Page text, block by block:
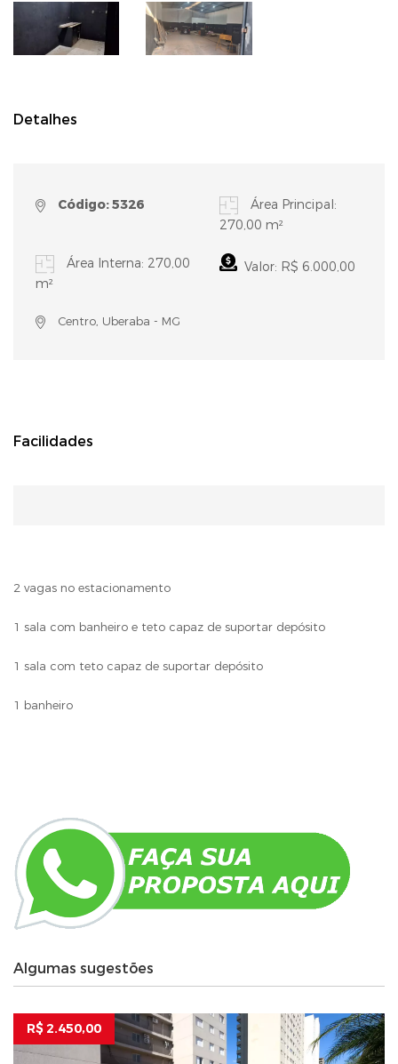
Detalhes
Código: 5326
Área Principal:
270,00 m²
Área Interna: 270,00
m²
Valor: R$ 6.000,00
Centro, Uberaba - MG
Facilidades
2 vagas no estacionamento
1 sala com banheiro e teto capaz de suportar depósito
1 sala com teto capaz de suportar depósito
1 banheiro
Algumas sugestões
R$ 2.450,00